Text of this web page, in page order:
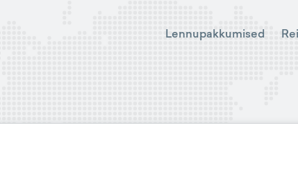
Lennupakkumised